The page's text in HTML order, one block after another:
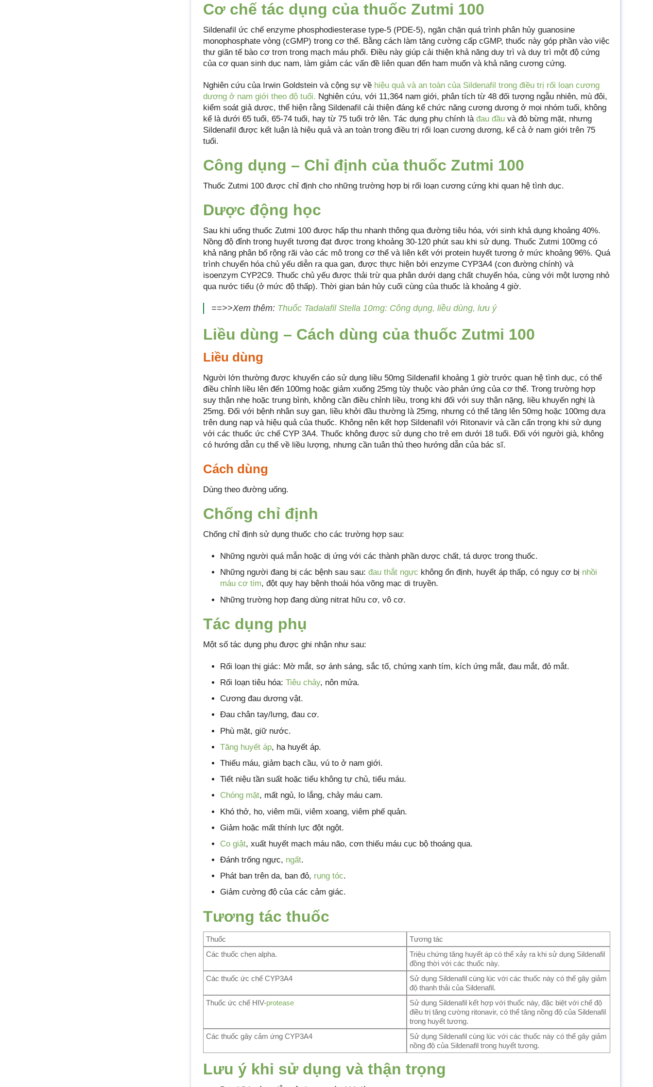
Cơ chế tác dụng của thuốc Zutmi 100
Sildenafil ức chế enzyme phosphodiesterase type-5 (PDE-5), ngăn chặn quá trình phân hủy guanosine
monophosphate vòng (cGMP) trong cơ thể. Bằng cách làm tăng cường cấp cGMP, thuốc này góp phần vào việc
thư giãn tế bào cơ trơn trong mạch máu phổi. Điều này giúp cải thiện khả năng duy trì và duy trì một độ cứng
của cơ quan sinh dục nam, làm giảm các vấn đề liên quan đến ham muốn và khả năng cương cứng.
Nghiên cứu của Irwin Goldstein và cộng sự về hiệu quả và an toàn của Sildenafil trong điều trị rối loạn cương
dương ở nam giới theo độ tuổi. Nghiên cứu, với 11,364 nam giới, phân tích từ 48 đối tượng ngẫu nhiên, mù đôi,
kiểm soát giả dược, thể hiện rằng Sildenafil cải thiện đáng kể chức năng cương dương ở mọi nhóm tuổi, không
kể là dưới 65 tuổi, 65-74 tuổi, hay từ 75 tuổi trở lên. Tác dụng phụ chính là đau đầu và đỏ bừng mặt, nhưng
Sildenafil được kết luận là hiệu quả và an toàn trong điều trị rối loạn cương dương, kể cả ở nam giới trên 75
tuổi.
Công dụng – Chỉ định của thuốc Zutmi 100
Thuốc Zutmi 100 được chỉ định cho những trường hợp bị rối loạn cương cứng khi quan hệ tình dục.
Dược động học
Sau khi uống thuốc Zutmi 100 được hấp thu nhanh thông qua đường tiêu hóa, với sinh khả dụng khoảng 40%.
Nồng độ đỉnh trong huyết tương đạt được trong khoảng 30-120 phút sau khi sử dụng. Thuốc Zutmi 100mg có
khả năng phân bố rộng rãi vào các mô trong cơ thể và liên kết với protein huyết tương ở mức khoảng 96%. Quá
trình chuyển hóa chủ yếu diễn ra qua gan, được thực hiện bởi enzyme CYP3A4 (con đường chính) và
isoenzym CYP2C9. Thuốc chủ yếu được thải trừ qua phân dưới dạng chất chuyển hóa, cùng với một lượng nhỏ
qua nước tiểu (ở mức độ thấp). Thời gian bán hủy cuối cùng của thuốc là khoảng 4 giờ.
==>>Xem thêm: Thuốc Tadalafil Stella 10mg: Công dụng, liều dùng, lưu ý
Liều dùng – Cách dùng của thuốc Zutmi 100
Liều dùng
Người lớn thường được khuyến cáo sử dụng liều 50mg Sildenafil khoảng 1 giờ trước quan hệ tình dục, có thể
điều chỉnh liều lên đến 100mg hoặc giảm xuống 25mg tùy thuộc vào phản ứng của cơ thể. Trong trường hợp
suy thận nhẹ hoặc trung bình, không cần điều chỉnh liều, trong khi đối với suy thận nặng, liều khuyến nghị là
25mg. Đối với bệnh nhân suy gan, liều khởi đầu thường là 25mg, nhưng có thể tăng lên 50mg hoặc 100mg dựa
trên dung nạp và hiệu quả của thuốc. Không nên kết hợp Sildenafil với Ritonavir và cần cẩn trọng khi sử dụng
với các thuốc ức chế CYP 3A4. Thuốc không được sử dụng cho trẻ em dưới 18 tuổi. Đối với người già, không
có hướng dẫn cụ thể về liều lượng, nhưng cần tuân thủ theo hướng dẫn của bác sĩ.
Cách dùng
Dùng theo đường uống.
Chống chỉ định
Chống chỉ định sử dụng thuốc cho các trường hợp sau:
Những người quá mẫn hoặc dị ứng với các thành phần dược chất, tá dược trong thuốc.
Những người đang bị các bệnh sau sau: đau thắt ngực không ổn định, huyết áp thấp, có nguy cơ bị nhồi
máu cơ tim, đột quỵ hay bệnh thoái hóa võng mạc di truyền.
Những trường hợp đang dùng nitrat hữu cơ, vô cơ.
Tác dụng phụ
Một số tác dụng phụ được ghi nhận như sau:
Rối loạn thị giác: Mờ mắt, sợ ánh sáng, sắc tố, chứng xanh tím, kích ứng mắt, đau mắt, đỏ mắt.
Rối loạn tiêu hóa: Tiêu chảy, nôn mửa.
Cương đau dương vật.
Đau chân tay/lưng, đau cơ.
Phù mặt, giữ nước.
Tăng huyết áp, hạ huyết áp.
Thiếu máu, giảm bạch cầu, vú to ở nam giới.
Tiết niệu tần suất hoặc tiểu không tự chủ, tiểu máu.
Chóng mặt, mất ngủ, lo lắng, chảy máu cam.
Khó thở, ho, viêm mũi, viêm xoang, viêm phế quản.
Giảm hoặc mất thính lực đột ngột.
Co giật, xuất huyết mạch máu não, cơn thiếu máu cục bộ thoáng qua.
Đánh trống ngực, ngất.
Phát ban trên da, ban đỏ, rụng tóc.
Giảm cường độ của các cảm giác.
Tương tác thuốc
Thuốc
Tương tác
Các thuốc chẹn alpha.
Triệu chứng tăng huyết áp có thể xảy ra khi sử dụng Sildenafil
đồng thời với các thuốc này.
Các thuốc ức chế CYP3A4
Sử dụng Sildenafil cùng lúc với các thuốc này có thể gây giảm
độ thanh thải của Sildenafil.
Thuốc ức chế HIV-protease
Sử dụng Sildenafil kết hợp với thuốc này, đặc biệt với chế độ
điều trị tăng cường ritonavir, có thể tăng nồng độ của Sildenafil
trong huyết tương.
Các thuốc gây cảm ứng CYP3A4
Sử dụng Sildenafil cùng lúc với các thuốc này có thể gây giảm
nồng độ của Sildenafil trong huyết tương.
Lưu ý khi sử dụng và thận trọng